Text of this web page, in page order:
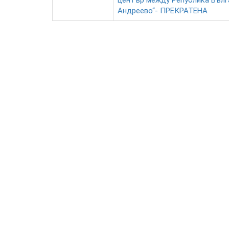
Андреево“- ПРЕКРАТЕНА